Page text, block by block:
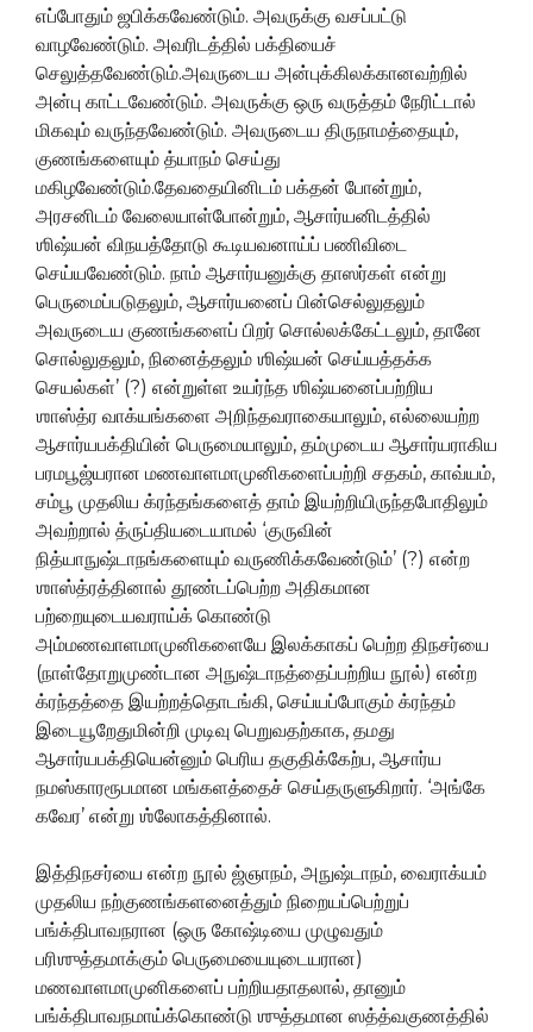
எப்போதும் ஜபிக்கவேண்டும். அவருக்கு வசப்பட்டு
வாழவேண்டும். அவரிடத்தில் பக்தியைச்
செலுத்தவேண்டும்.அவருடைய அன்புக்கிலக்கானவற்றில்
அன்பு காட்டவேண்டும். அவருக்கு ஒரு வருத்தம் நேரிட்டால்
மிகவும் வருந்தவேண்டும். அவருடைய திருநாமத்தையும்,
குணங்களையும் த்யாநம் செய்து
மகிழவேண்டும்.தேவதையினிடம் பக்தன் போன்றும்,
அரசனிடம் வேலையாள்போன்றும், ஆசார்யனிடத்தில்
ஶிஷ்யன் விநயத்தோடு கூடியவனாய்ப் பணிவிடை
செய்யவேண்டும். நாம் ஆசார்யனுக்கு தாஸர்கள் என்று
பெருமைப்படுதலும், ஆசார்யனைப் பின்செல்லுதலும்
அவருடைய குணங்களைப் பிறர் சொல்லக்கேட்டலும், தானே
சொல்லுதலும், நினைத்தலும் ஶிஷ்யன் செய்யத்தக்க
செயல்கள்’ (?) என்றுள்ள உயர்ந்த ஶிஷ்யனைப்பற்றிய
ஶாஸ்த்ர வாக்யங்களை அறிந்தவராகையாலும், எல்லையற்ற
ஆசார்யபக்தியின் பெருமையாலும், தம்முடைய ஆசார்யராகிய
பரமபூஜ்யரான மணவாளமாமுனிகளைப்பற்றி சதகம், காவ்யம்,
சம்பூ முதலிய க்ரந்தங்களைத் தாம் இயற்றியிருந்தபோதிலும்
அவற்றால் த்ருப்தியடையாமல் ‘குருவின்
நித்யாநுஷ்டாநங்களையும் வருணிக்கவேண்டும்’ (?) என்ற
ஶாஸ்த்ரத்தினால் தூண்டப்பெற்ற அதிகமான
பற்றையுடையவராய்க் கொண்டு
அம்மணவாளமாமுனிகளையே இலக்காகப் பெற்ற திநசர்யை
(நாள்தோறுமுண்டான அநுஷ்டாநத்தைப்பற்றிய நூல்) என்ற
க்ரந்தத்தை இயற்றத்தொடங்கி, செய்யப்போகும் க்ரந்தம்
இடையூறேதுமின்றி முடிவு பெறுவதற்காக, தமது
ஆசார்யபக்தியென்னும் பெரிய தகுதிக்கேற்ப, ஆசார்ய
நமஸ்காரரூபமான மங்களத்தைச் செய்தருளுகிறார். ‘அங்கே
கவேர’ என்று ஶ்லோகத்தினால்.
இத்திநசர்யை என்ற நூல் ஜ்ஞாநம், அநுஷ்டாநம், வைராக்யம்
முதலிய நற்குணங்களனைத்தும் நிறையப்பெற்றுப்
பங்க்திபாவநரான (ஒரு கோஷ்டியை முழுவதும்
பரிஶுத்தமாக்கும் பெருமையையுடையரான)
மணவாளமாமுனிகளைப் பற்றியதாதலால், தானும்
பங்க்திபாவநமாய்க்கொண்டு ஶுத்தமான ஸத்த்வகுணத்தில்